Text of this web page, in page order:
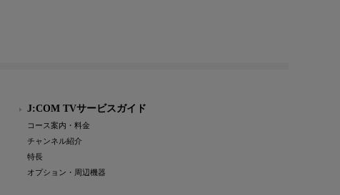
J:COM TVサービスガイド
コース案内・料金
チャンネル紹介
特長
オプション・周辺機器